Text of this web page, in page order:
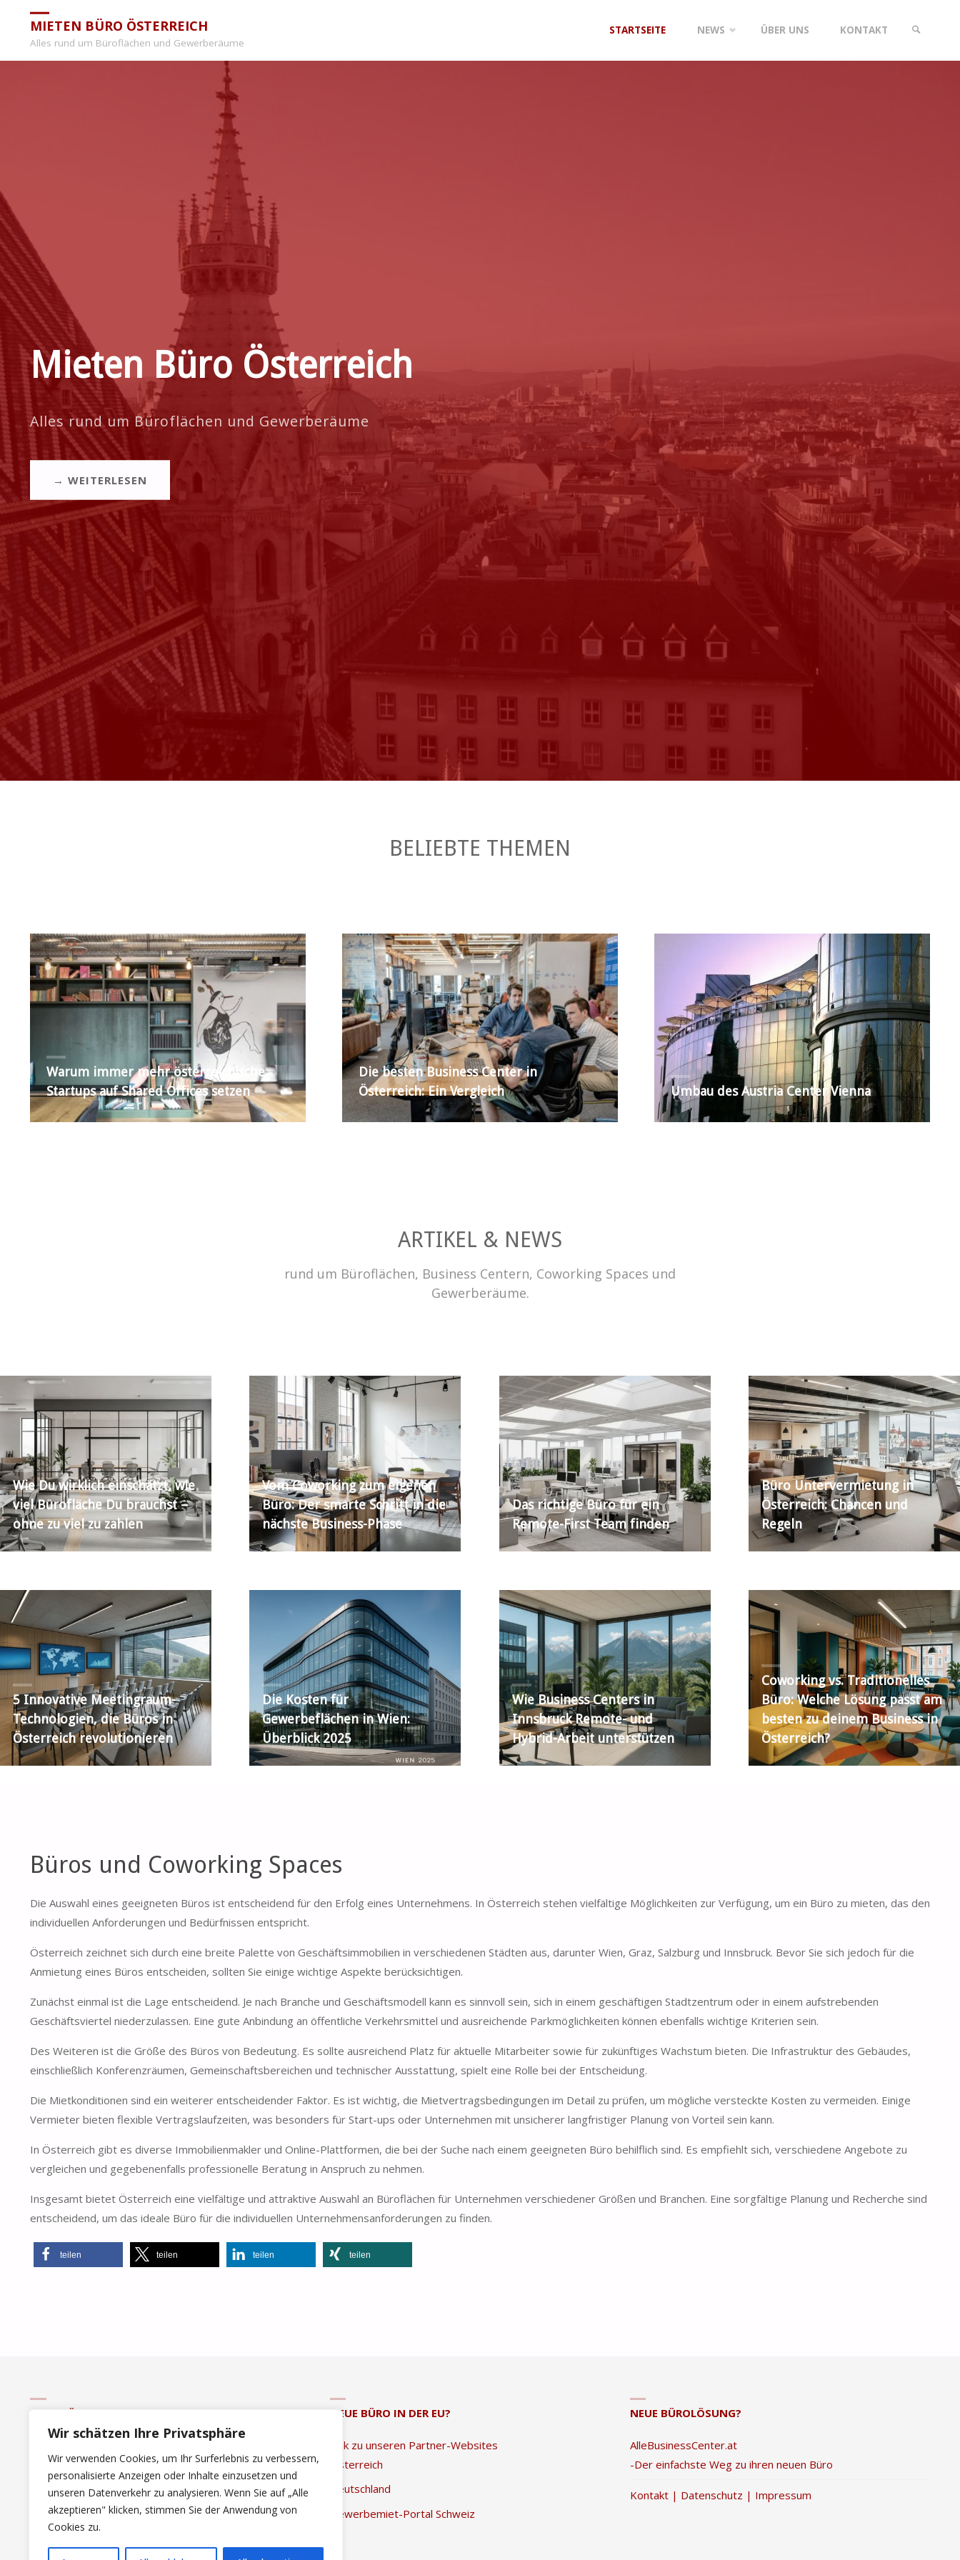
Wir schätzen Ihre Privatsphäre
Wir verwenden Cookies, um Ihr Surferlebnis zu verbessern,
personalisierte Anzeigen oder Inhalte einzusetzen und
unseren Datenverkehr zu analysieren. Wenn Sie auf „Alle
akzeptieren" klicken, stimmen Sie der Anwendung von
Cookies zu.
MIETEN BÜRO ÖSTERREICH
Alles rund um Büroflächen und Gewerberäume
STARTSEITE NEWS ÜBER UNS KONTAKT
Mieten Büro Österreich
Alles rund um Büroflächen und Gewerberäume
→ WEITERLESEN
BELIEBTE THEMEN
Warum immer mehr österreichische
Startups auf Shared Offices setzen
Die besten Business Center in
Österreich: Ein Vergleich
Umbau des Austria Center Vienna
ARTIKEL & NEWS
rund um Büroflächen, Business Centern, Coworking Spaces und
Gewerberäume.
Wie Du wirklich einschätzt, wie
viel Bürofläche Du brauchst –
ohne zu viel zu zahlen
Vom Coworking zum eigenen
Büro: Der smarte Schritt in die
nächste Business-Phase
Das richtige Büro für ein
Remote-First Team finden
Büro Untervermietung in
Österreich: Chancen und
Regeln
5 Innovative Meetingraum-
Technologien, die Büros in
Österreich revolutionieren
Die Kosten für
Gewerbeflächen in Wien:
Überblick 2025
Wie Business Centers in
Innsbruck Remote- und
Hybrid-Arbeit unterstützen
Coworking vs. Traditionelles
Büro: Welche Lösung passt am
besten zu deinem Business in
Österreich?
Büros und Coworking Spaces
Die Auswahl eines geeigneten Büros ist entscheidend für den Erfolg eines Unternehmens. In Österreich stehen vielfältige Möglichkeiten zur Verfügung, um ein Büro zu mieten, das den
individuellen Anforderungen und Bedürfnissen entspricht.
Österreich zeichnet sich durch eine breite Palette von Geschäftsimmobilien in verschiedenen Städten aus, darunter Wien, Graz, Salzburg und Innsbruck. Bevor Sie sich jedoch für die
Anmietung eines Büros entscheiden, sollten Sie einige wichtige Aspekte berücksichtigen.
Zunächst einmal ist die Lage entscheidend. Je nach Branche und Geschäftsmodell kann es sinnvoll sein, sich in einem geschäftigen Stadtzentrum oder in einem aufstrebenden
Geschäftsviertel niederzulassen. Eine gute Anbindung an öffentliche Verkehrsmittel und ausreichende Parkmöglichkeiten können ebenfalls wichtige Kriterien sein.
Des Weiteren ist die Größe des Büros von Bedeutung. Es sollte ausreichend Platz für aktuelle Mitarbeiter sowie für zukünftiges Wachstum bieten. Die Infrastruktur des Gebäudes,
einschließlich Konferenzräumen, Gemeinschaftsbereichen und technischer Ausstattung, spielt eine Rolle bei der Entscheidung.
Die Mietkonditionen sind ein weiterer entscheidender Faktor. Es ist wichtig, die Mietvertragsbedingungen im Detail zu prüfen, um mögliche versteckte Kosten zu vermeiden. Einige
Vermieter bieten flexible Vertragslaufzeiten, was besonders für Start-ups oder Unternehmen mit unsicherer langfristiger Planung von Vorteil sein kann.
In Österreich gibt es diverse Immobilienmakler und Online-Plattformen, die bei der Suche nach einem geeigneten Büro behilflich sind. Es empfiehlt sich, verschiedene Angebote zu
vergleichen und gegebenenfalls professionelle Beratung in Anspruch zu nehmen.
Insgesamt bietet Österreich eine vielfältige und attraktive Auswahl an Büroflächen für Unternehmen verschiedener Größen und Branchen. Eine sorgfältige Planung und Recherche sind
entscheidend, um das ideale Büro für die individuellen Unternehmensanforderungen zu finden.
teilen teilen teilen teilen
NEUE BÜRO IN DER EU?
Österreich
Deutschland
Gewerbemiet-Portal Schweiz
NEUE BÜRO IN DER EU?
Link zu unseren Partner-Websites
Österreich
Deutschland
Gewerbemiet-Portal Schweiz
NEUE BÜROLÖSUNG?
AlleBusinessCenter.at
-Der einfachste Weg zu ihren neuen Büro
Kontakt| Datenschutz | Impressum